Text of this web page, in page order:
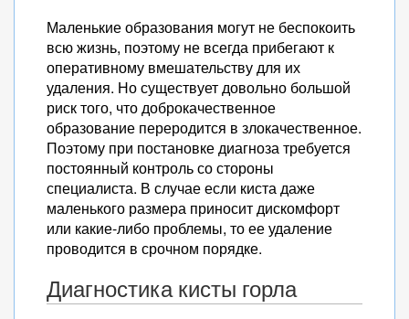
Маленькие образования могут не беспокоить
всю жизнь, поэтому не всегда прибегают к
оперативному вмешательству для их
удаления. Но существует довольно большой
риск того, что доброкачественное
образование переродится в злокачественное.
Поэтому при постановке диагноза требуется
постоянный контроль со стороны
специалиста. В случае если киста даже
маленького размера приносит дискомфорт
или какие-либо проблемы, то ее удаление
проводится в срочном порядке.
Диагностика кисты горла